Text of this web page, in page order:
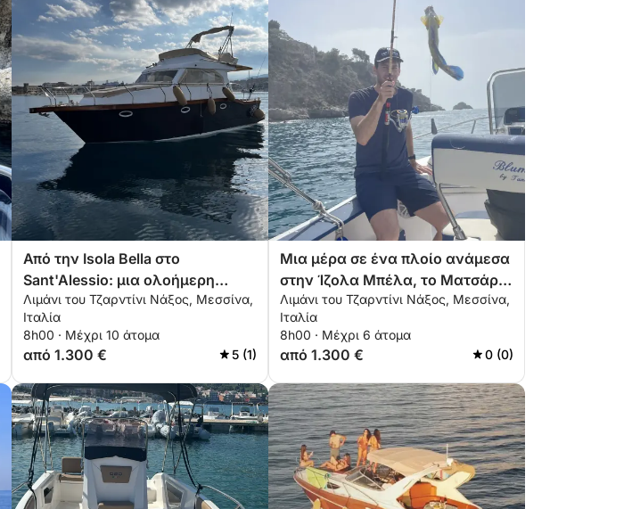
Από την Isola Bella στο
Sant'Alessio: μια ολοήμερη
εμπειρία με σκάφος
Λιμάνι του Τζαρντίνι Νάξος, Μεσσίνα,
Ιταλία
8h00 · Μέχρι 10 άτομα
από 1.300 € 5 (1)
Μια μέρα σε ένα πλοίο ανάμεσα
στην Ίζολα Μπέλα, το Ματσάρο
και τον Κόλπο των Σειρήνων.
Λιμάνι του Τζαρντίνι Νάξος, Μεσσίνα,
Ιταλία
8h00 · Μέχρι 6 άτομα
από 1.300 € 0 (0)